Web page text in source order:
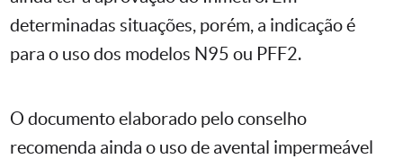
determinadas situações, porém, a indicação é
para o uso dos modelos N95 ou PFF2.
O documento elaborado pelo conselho
recomenda ainda o uso de avental impermeável